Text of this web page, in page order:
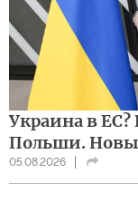
Украина в
Польши.
05.08.2026